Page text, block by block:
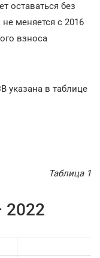
оставаться без
меняется с 2016
взноса
указана в таблице
Таблица1